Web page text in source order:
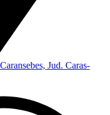
Jud. Caras-